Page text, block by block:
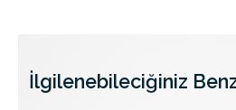
İlgilenebileciğiniz